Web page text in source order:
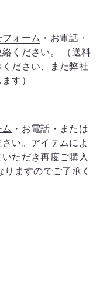
ォーム ・お電話・
ください。 （送料
ださい、また弊社
す）
・お電話・または
い。アイテムによ
ただき再度ご購入
ますのでご了承く